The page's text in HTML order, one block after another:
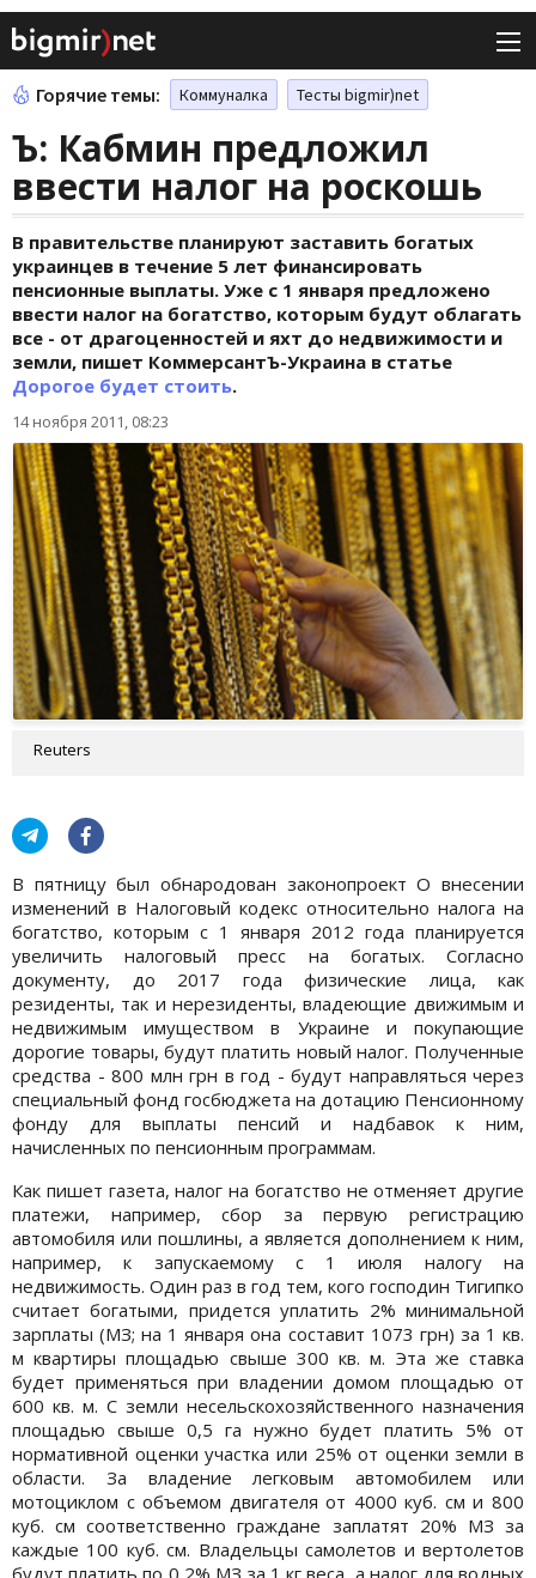
Горячие темы: Коммуналка Тесты bigmir)net
Ъ: Кабмин предложил
ввести налог на роскошь
В правительстве планируют заставить богатых
украинцев в течение 5 лет финансировать
пенсионные выплаты. Уже с 1 января предложено
ввести налог на богатство, которым будут облагать
все - от драгоценностей и яхт до недвижимости и
земли, пишет КоммерсантЪ-Украина в статье
Дорогое будет стоить.
14 ноября 2011, 08:23
Reuters
В пятницу был обнародован законопроект О внесении
изменений в Налоговый кодекс относительно налога на
богатство, которым с 1 января 2012 года планируется
увеличить налоговый пресс на богатых. Согласно
документу, до 2017 года физические лица, как
резиденты, так и нерезиденты, владеющие движимым и
недвижимым имуществом в Украине и покупающие
дорогие товары, будут платить новый налог. Полученные
средства - 800 млн грн в год - будут направляться через
специальный фонд госбюджета на дотацию Пенсионному
фонду для выплаты пенсий и надбавок к ним,
начисленных по пенсионным программам.
Как пишет газета, налог на богатство не отменяет другие
платежи, например, сбор за первую регистрацию
автомобиля или пошлины, а является дополнением к ним,
например, к запускаемому с 1 июля налогу на
недвижимость. Один раз в год тем, кого господин Тигипко
считает богатыми, придется уплатить 2% минимальной
зарплаты (МЗ; на 1 января она составит 1073 грн) за 1 кв.
м квартиры площадью свыше 300 кв. м. Эта же ставка
будет применяться при владении домом площадью от
600 кв. м. С земли несельскохозяйственного назначения
площадью свыше 0,5 га нужно будет платить 5% от
нормативной оценки участка или 25% от оценки земли в
области. За владение легковым автомобилем или
мотоциклом с объемом двигателя от 4000 куб. см и 800
куб. см соответственно граждане заплатят 20% МЗ за
каждые 100 куб. см. Владельцы самолетов и вертолетов
будут платить по 0,2% МЗ за 1 кг веса, а налог для водных